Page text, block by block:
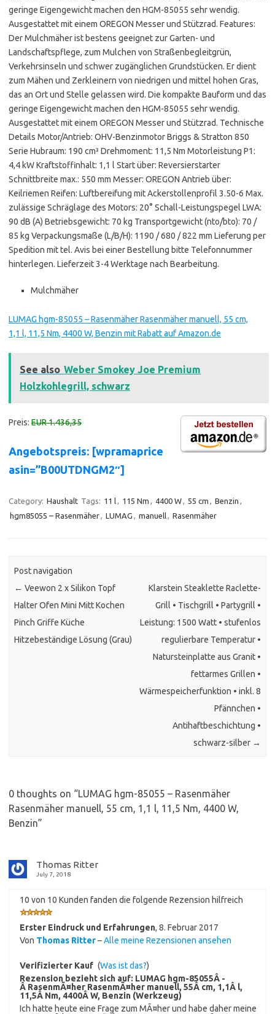
geringe Eigengewicht machen den HGM-85055 sehr wendig.
Ausgestattet mit einem OREGON Messer und Stützrad. Features:
Der Mulchmäher ist bestens geeignet zur Garten- und
Landschaftspflege, zum Mulchen von Straßenbegleitgrün,
Verkehrsinseln und schwer zugänglichen Grundstücken. Er dient
zum Mähen und Zerkleinern von niedrigen und mittel hohen Gras,
das an Ort und Stelle gelassen wird. Die kompakte Bauform und das
geringe Eigengewicht machen den HGM-85055 sehr wendig.
Ausgestattet mit einem OREGON Messer und Stützrad. Technische
Details Motor/Antrieb: OHV-Benzinmotor Briggs & Stratton 850
Serie Hubraum: 190 cm³ Drehmoment: 11,5 Nm Motorleistung P1:
4,4 kW Kraftstoffinhalt: 1,1 l Start über: Reversierstarter
Schnittbreite max.: 550 mm Messer: OREGON Antrieb über:
Keilriemen Reifen: Luftbereifung mit Ackerstollenprofil 3.50-6 Max.
zulässige Schräglage des Motors: 20° Schall-Leistungspegel LWA:
90 dB (A) Betriebsgewicht: 70 kg Transportgewicht (nto/bto): 70 /
85 kg Verpackungsmaße (L/B/H): 1190 / 680 / 822 mm Lieferung per
Spedition mit tel. Avis bei einer Bestellung bitte Telefonnummer
hinterlegen. Lieferzeit 3-4 Werktage nach Bearbeitung.
Mulchmäher
LUMAG hgm-85055 – Rasenmäher Rasenmäher manuell, 55 cm,
1,1 l, 11,5 Nm, 4400 W, Benzin mit Rabatt auf Amazon.de
See also Weber Smokey Joe Premium
Holzkohlegrill, schwarz
Preis: EUR 1.436,35
Angebotspreis: [wpramaprice
asin=”B00UTDNGM2″]
Category: Haushalt Tags: 11 l, 115 Nm , 4400 W, 55 cm , Benzin ,
hgm85055 – Rasenmäher, LUMAG , manuell, Rasenmäher
Post navigation
← Veewon 2 x Silikon Topf
Halter Ofen Mini Mitt Kochen
Pinch Griffe Küche
Hitzebeständige Lösung (Grau)
Klarstein Steaklette Raclette-
Grill • Tischgrill • Partygrill •
Leistung: 1500 Watt • stufenlos
regulierbare Temperatur •
Natursteinplatte aus Granit •
fettarmes Grillen •
Wärmespeicherfunktion • inkl. 8
Pfännchen •
Antihaftbeschichtung •
schwarz-silber →
0 thoughts on “LUMAG hgm-85055 – Rasenmäher
Rasenmäher manuell, 55 cm, 1,1 l, 11,5 Nm, 4400 W,
Benzin”
Thomas Ritter
July 7, 2018
10 von 10 Kunden fanden die folgende Rezension hilfreich
Erster Eindruck und Erfahrungen, 8. Februar 2017
Von Thomas Ritter–Alle meine Rezensionen ansehen
Verifizierter Kauf (Was ist das?)
Rezension bezieht sich auf: LUMAG hgm-85055Â -
Â RasenmÃ¤her RasenmÃ¤her manuell, 55Â cm, 1,1Â l,
11,5Â Nm, 4400Â W, Benzin (Werkzeug)
Ich hatte heute eine Frage zum MÃ¤her und habe daher meine